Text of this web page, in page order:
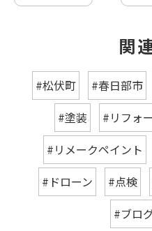
関
#松伏町 #春日部市
#塗装
#リフォ
#リメークペイント
#ドローン
#点検
#ブロ